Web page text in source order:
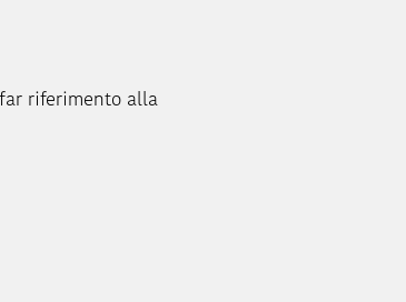
riferimento alla